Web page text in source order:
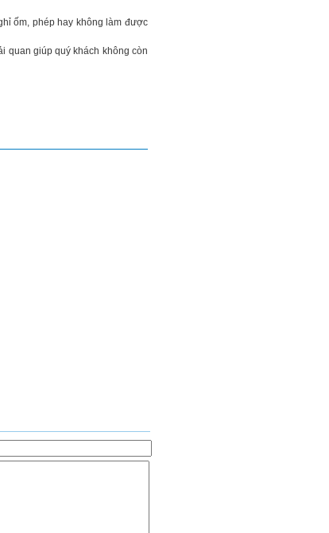
ốm, phép hay không làm được
quan giúp quý khách không còn